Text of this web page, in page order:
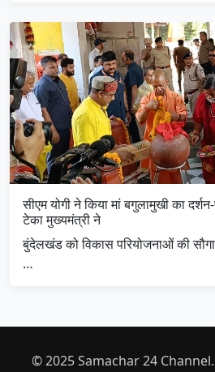
सीएम योगी ने किया मां बगुलामुखी का
टेका मुख्यमंत्री ने
बुंदेलखंड को विकास परियोजनाओं की
…
© 2025 Samachar 24